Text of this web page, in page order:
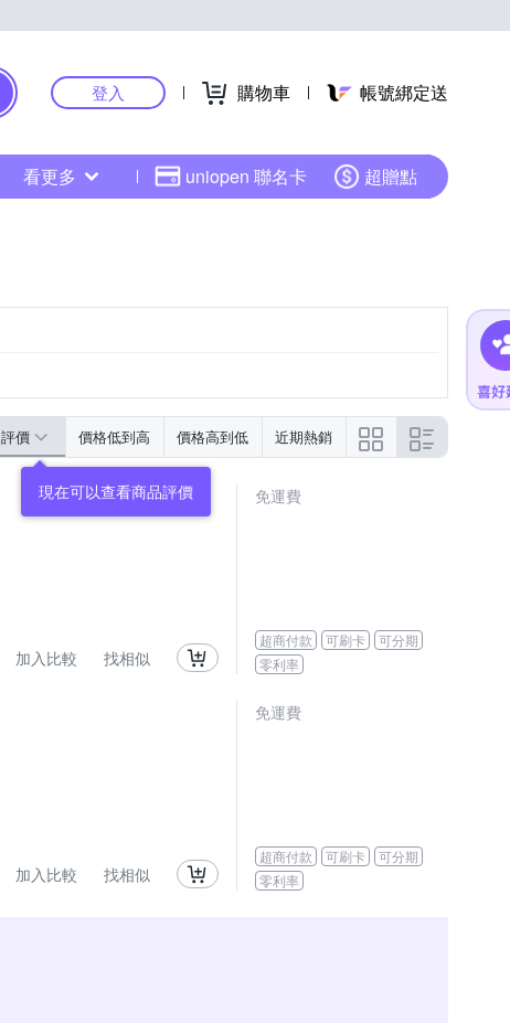
登入 購物車 帳號綁定送
看更多 uniopen 聯名卡 超贈點
評價 價格低到高 價格高到低 近期熱銷
現在可以查看商品評價
加入比較 找相似
免運費
超商付款 可刷卡
可分期
零利率
加入比較 找相似
免運費
超商付款 可刷卡
可分期
零利率